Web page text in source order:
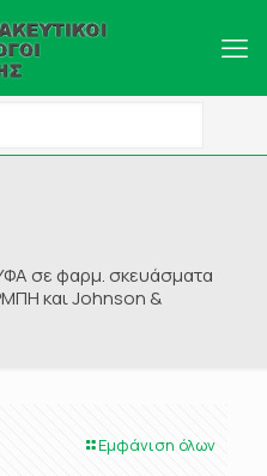
σε φαρμ. σκευάσματα
και Johnson &
Εμφάνιση όλων